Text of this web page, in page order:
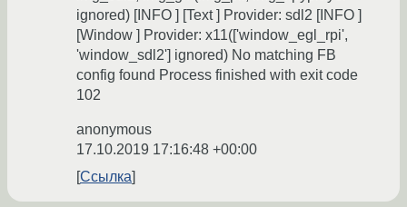
ignored) [INFO ] [Text ] Provider: sdl2 [INFO ]
[Window ] Provider: x11(['window_egl_rpi',
'window_sdl2'] ignored) No matching FB
config found Process finished with exit code
102
anonymous
17.10.2019 17:16:48 +00:00
Ссылка